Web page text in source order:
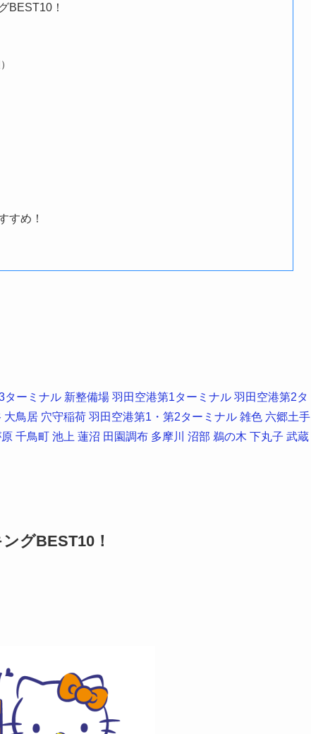
BEST10！
すめ！
ターミナル 新整備場 羽田空港第1ターミナル 羽田空港第2タ
大鳥居 穴守稲荷 羽田空港第1・第2ターミナル 雑色 六郷土手
千鳥町 池上 蓮沼 田園調布 多摩川 沼部 鵜の木 下丸子 武蔵
グBEST10！